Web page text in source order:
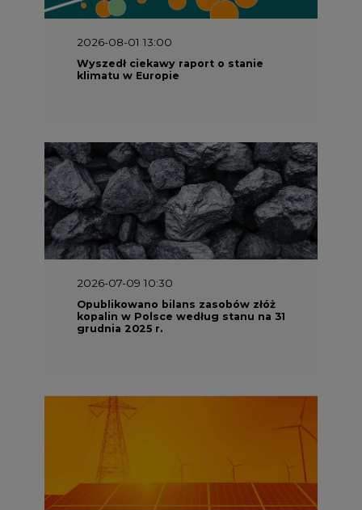
2026-08-01 13:00
Wyszedł ciekawy raport o stanie
klimatu w Europie
2026-07-09 10:30
Opublikowano bilans zasobów złóż
kopalin w Polsce według stanu na 31
grudnia 2025 r.